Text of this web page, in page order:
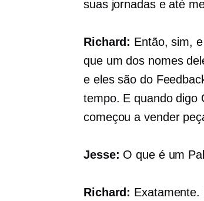
suas jornadas e até
Richard: Então, sim,
que um dos nomes
e eles são do
tempo. E quando digo
começou a vender
Jesse: O que é um
Richard: Exatamente.